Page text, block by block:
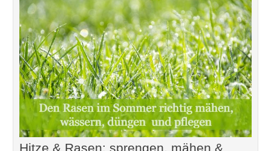
Hitze & Rasen: sprengen, mähen &